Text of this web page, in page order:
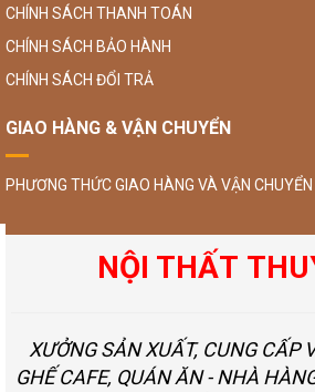
CHÍNH SÁCH THANH TOÁN
CHÍNH SÁCH BẢO HÀNH
CHÍNH SÁCH ĐỔI TRẢ
GIAO HÀNG & VẬN CHUYỂN
PHƯƠNG THỨC GIAO HÀNG VÀ VẬN CHUYỂN
NỘI THẤT
XƯỞNG SẢN XUẤT, CUNG CẤP
GHẾ CAFE, QUÁN ĂN - NHÀ